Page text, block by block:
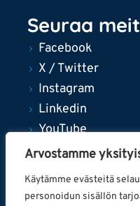
Arvostamme
Käytämme evästeitä
personoidun sisällön
Seuraa
Facebook
X / Twitter
Instagram
Linkedin
YouTube